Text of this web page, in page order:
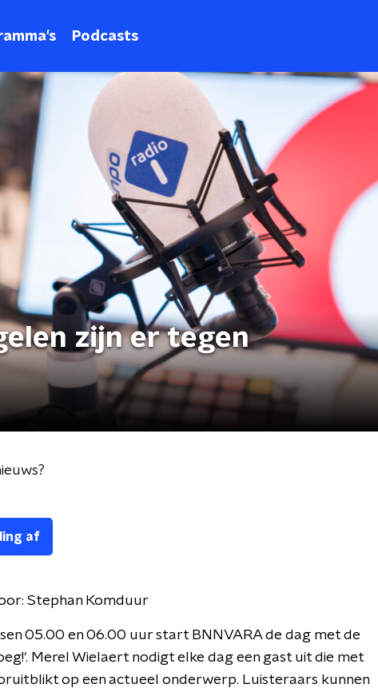
Podcasts
zijn er tegen
af
Stephan Komduur
05.00 en 06.00 uur start BNNVARA de dag met de
Merel Wielaert nodigt elke dag een gast uit die met
op een actueel onderwerp. Luisteraars kunnen